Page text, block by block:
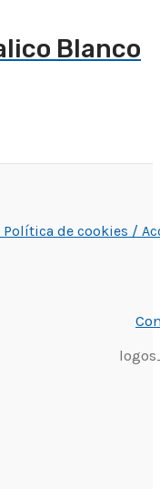
Blanco
Política de cookies /